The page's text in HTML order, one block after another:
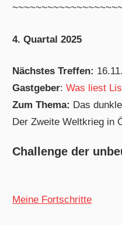
4. Quartal 2025
Nächstes Treffen:
Gastgeber:Was liest
Zum Thema: Das
Der Zweite Weltkrieg in
Challenge der
Meine Fortschritte